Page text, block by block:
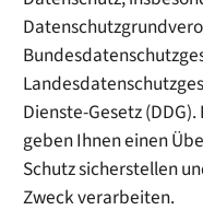
Dienste-Gesetz
geben Ihnen einen
Schutz sicherstellen
Zweck verarbeiten.